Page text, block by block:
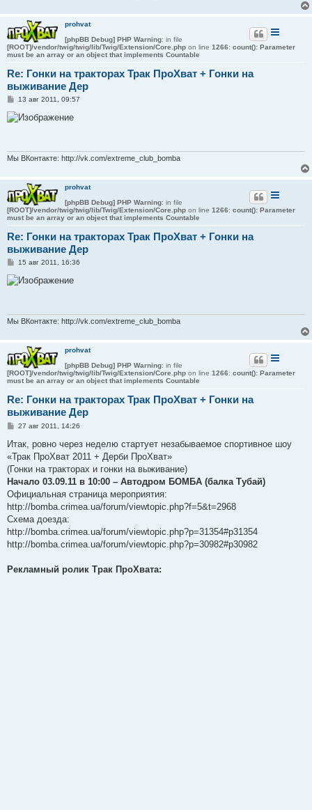
prohvat
[phpBB Debug] PHP Warning: in file
[ROOT]/vendor/twig/twig/lib/Twig/Extension/Core.php on line 1266: count(): Parameter
must be an array or an object that implements Countable
Re: Гонки на тракторах Трак ПроХват + Гонки на
выживание Дер
С
о
б
и
13 авг 2011, 09:57
Мы ВКонтакте: http://vk.com/extreme_club_bomba
prohvat
[phpBB Debug] PHP Warning: in file
[ROOT]/vendor/twig/twig/lib/Twig/Extension/Core.php on line 1266: count(): Parameter
must be an array or an object that implements Countable
Re: Гонки на тракторах Трак ПроХват + Гонки на
выживание Дер
С
о
б
и
15 авг 2011, 16:36
Мы ВКонтакте: http://vk.com/extreme_club_bomba
prohvat
[phpBB Debug] PHP Warning: in file
[ROOT]/vendor/twig/twig/lib/Twig/Extension/Core.php on line 1266: count(): Parameter
must be an array or an object that implements Countable
Re: Гонки на тракторах Трак ПроХват + Гонки на
выживание Дер
С
о
щ
е
и
е
27 авг 2011, 14:26
Итак, ровно через неделю стартует незабываемое спортивное шоу
«Трак ПроХват 2011 + Дерби ПроХват»
(Гонки на тракторах и гонки на выживание)
Начало 03.09.11 в 10:00 – Автодром БОМБА (балка Тубай)
Официальная страница мероприятия:
http://bomba.crimea.ua/forum/viewtopic.php?f=5&t=2968
Схема доезда:
http://bomba.crimea.ua/forum/viewtopic.php?p=31354#p31354
http://bomba.crimea.ua/forum/viewtopic.php?p=30982#p30982
Рекламный ролик Трак ПроХвата: